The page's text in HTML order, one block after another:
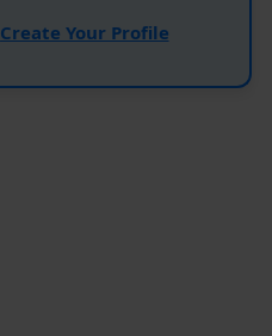
Create Your Profile